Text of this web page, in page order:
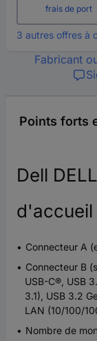
frais de port
3 autres offres à
Fabricant
Points forts
Dell
Connecteur A
Connecteur B
USB-C®, USB
3.1), USB 3.2
LAN (10/100/
Nombre de